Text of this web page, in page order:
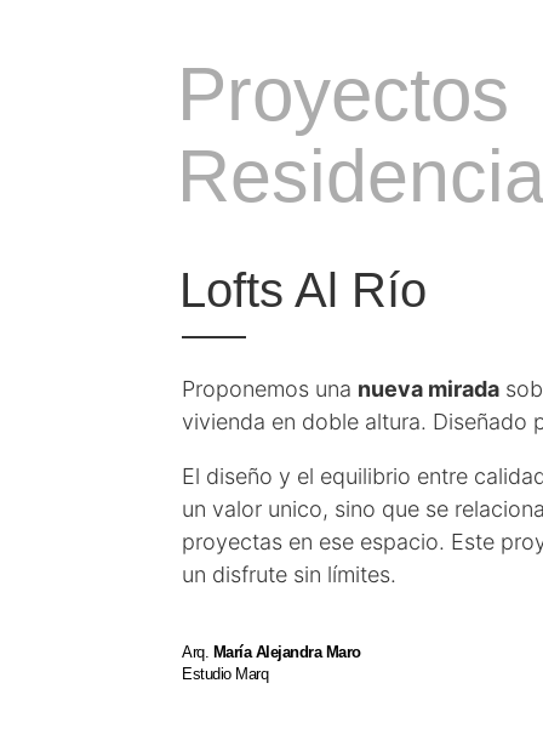
Proyectos
Lofts Al Río
Proponemos una nueva mirada
vivienda en doble altura. Diseñado
El diseño y el equilibrio entre
un valor unico, sino que se
proyectas en ese espacio. Este
un disfrute sin límites.
Arq. María Alejandra Maro
Estudio Marq